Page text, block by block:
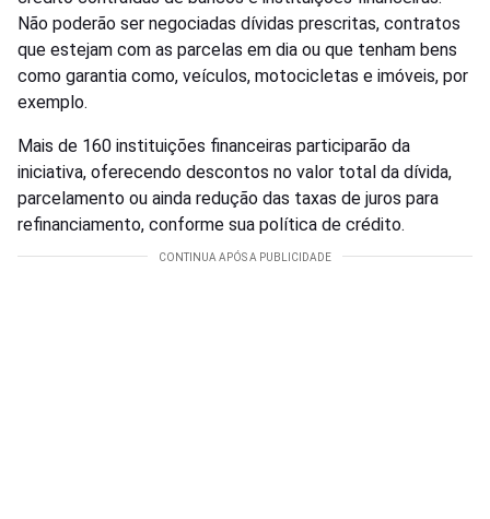
Não poderão ser negociadas dívidas prescritas, contratos
que estejam com as parcelas em dia ou que tenham bens
como garantia como, veículos, motocicletas e imóveis, por
exemplo.
Mais de 160 instituições financeiras participarão da
iniciativa, oferecendo descontos no valor total da dívida,
parcelamento ou ainda redução das taxas de juros para
refinanciamento, conforme sua política de crédito.